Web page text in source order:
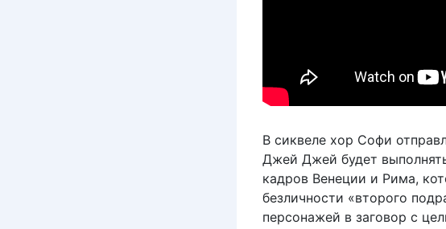
В сиквеле хор Софи
Джей Джей будет
кадров Венеции и Рима,
безличности «второго
персонажей в заговор с